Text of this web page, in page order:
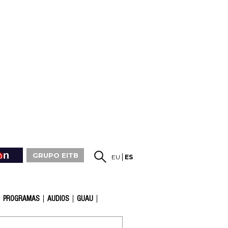
GRUPO EITB EU ES
PROGRAMAS AUDIOS GUAU